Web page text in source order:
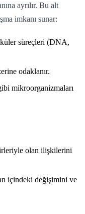
ayrılır. Bu alt
imkanı sunar:
süreçleri (DNA,
odaklanır.
mikroorganizmaları
olan ilişkilerini
içindeki değişimini ve